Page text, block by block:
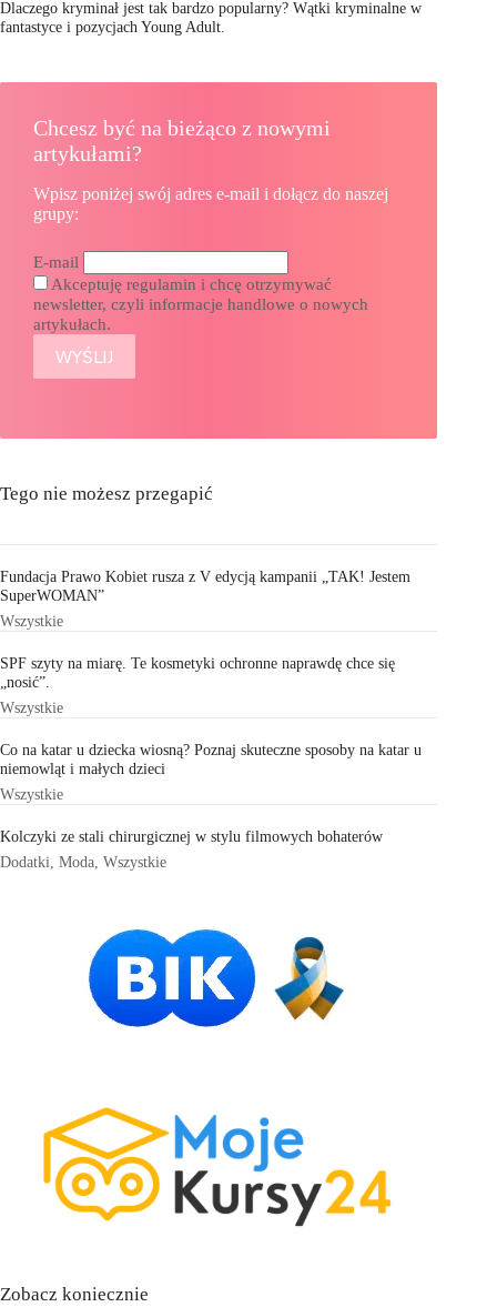
Dlaczego kryminał jest tak bardzo popularny? Wątki kryminalne w
fantastyce i pozycjach Young Adult.
Chcesz być na bieżąco z nowymi
artykułami?
Wpisz poniżej swój adres e-mail i dołącz do naszej
grupy:
E-mail
Akceptuję regulamin i chcę otrzymywać
newsletter, czyli informacje handlowe o nowych
artykułach.
Tego nie możesz przegapić
Fundacja Prawo Kobiet rusza z V edycją kampanii „TAK! Jestem
SuperWOMAN”
Wszystkie
SPF szyty na miarę. Te kosmetyki ochronne naprawdę chce się
„nosić”.
Wszystkie
Co na katar u dziecka wiosną? Poznaj skuteczne sposoby na katar u
niemowląt i małych dzieci
Wszystkie
Kolczyki ze stali chirurgicznej w stylu filmowych bohaterów
Dodatki Moda Wszystkie
Zobacz koniecznie